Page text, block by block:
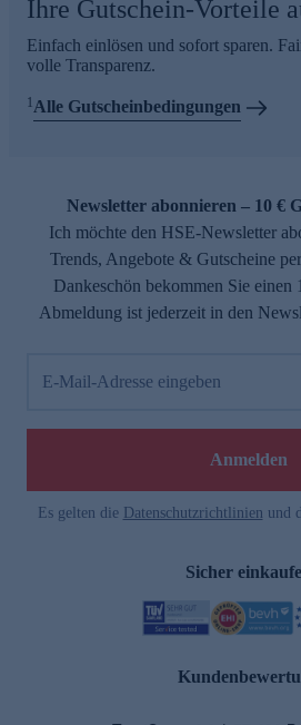
Ihre Gutschein-Vorteile
Einfach einlösen und sofort sparen.
volle Transparenz.
1Alle Gutscheinbedingungen
Newsletter abonnieren – 10 €
Ich möchte den HSE-Newsletter
Trends, Angebote & Gutscheine
Dankeschön bekommen Sie einen
Abmeldung ist jederzeit in den
E-Mail-Adresse eingeben
Anmelden
Es gelten die Datenschutzrichtlinien und
Sicher